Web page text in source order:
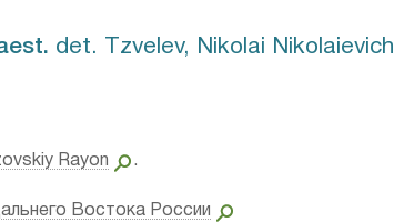
det. Tzvelev, Nikolai Nikolaievich
Rayon .
Востока России